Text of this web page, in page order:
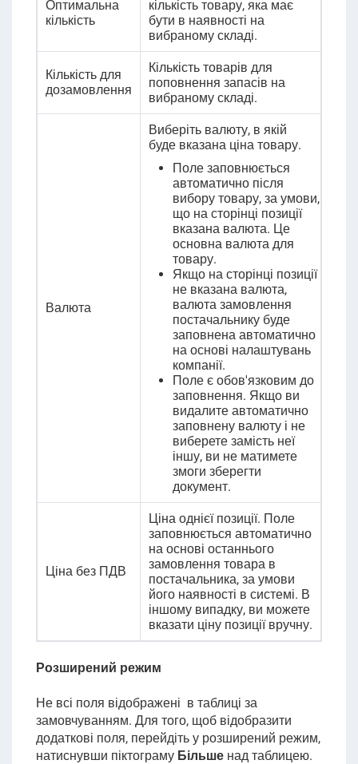
Оптимальна
кількість
кількість товару, яка має
бути в наявності на
вибраному складі.
Кількість для
дозамовлення
Кількість товарів для
поповнення запасів на
вибраному складі.
Валюта
Виберіть валюту, в якій
буде вказана ціна товару.
Поле заповнюється
автоматично після
вибору товару, за умови,
що на сторінці позиції
вказана валюта. Це
основна валюта для
товару.
Якщо на сторінці позиції
не вказана валюта,
валюта замовлення
постачальнику буде
заповнена автоматично
на основі налаштувань
компанії.
Поле є обов'язковим до
заповнення. Якщо ви
видалите автоматично
заповнену валюту і не
виберете замість неї
іншу, ви не матимете
змоги зберегти
документ.
Ціна без ПДВ
Ціна однієї позиції. Поле
заповнюється автоматично
на основі останнього
замовлення товара в
постачальника, за умови
його наявності в системі. В
іншому випадку, ви можете
вказати ціну позиції вручну.
Розширений режим
Не всі поля відображені в таблиці за
замовчуванням. Для того, щоб відобразити
додаткові поля, перейдіть у розширений режим,
натиснувши піктограму Більшенад таблицею.